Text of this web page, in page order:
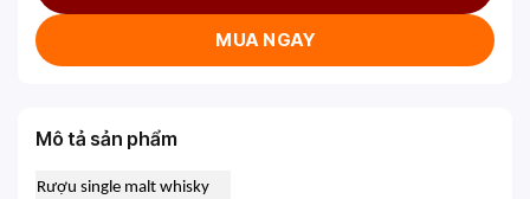
MUA NGAY
Mô tả sản phẩm
Rượu single malt whisky